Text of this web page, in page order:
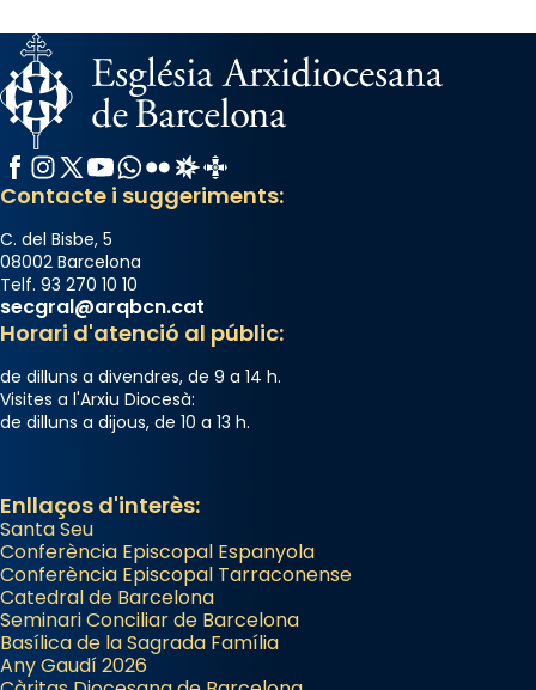
Facebook
Instagram
X / Twitter
YouTube
WhatsApp
FlickrRadio Estel
Catalunya Cristiana
Contacte i suggeriments:
C. del Bisbe, 5
08002 Barcelona
Telf. 93 270 10 10
secgral@arqbcn.cat
Horari d'atenció al públic:
de dilluns a divendres, de 9 a 14 h.
Visites a l'Arxiu Diocesà:
de dilluns a dijous, de 10 a 13 h.
Enllaços d'interès:
Santa Seu
Conferència Episcopal Espanyola
Conferència Episcopal Tarraconense
Catedral de Barcelona
Seminari Conciliar de Barcelona
Basílica de la Sagrada Família
Any Gaudí 2026